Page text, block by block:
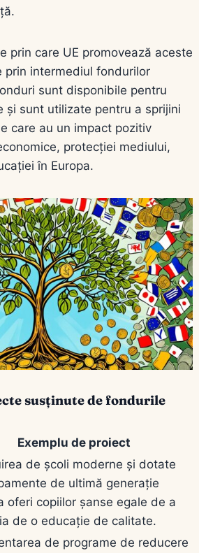
prin care UE promovează aceste
prin intermediul fondurilor
sunt disponibile pentru
și sunt utilizate pentru a sprijini
care au un impact pozitiv
protecției mediului,
în Europa.
susținute de fondurile
Exemplu de proiect
de școli moderne și dotate
de ultimă generație
oferi copiilor șanse egale de a
de o educație de calitate.
de programe de reducere